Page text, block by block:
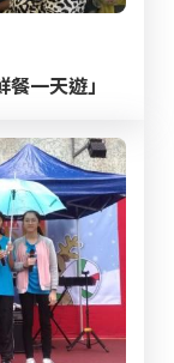
一天遊」